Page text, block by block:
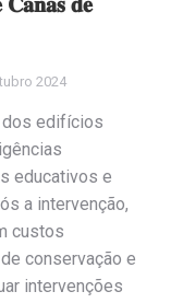
2024
dos edifícios
educativos e
a intervenção,
custos
conservação e
intervenções